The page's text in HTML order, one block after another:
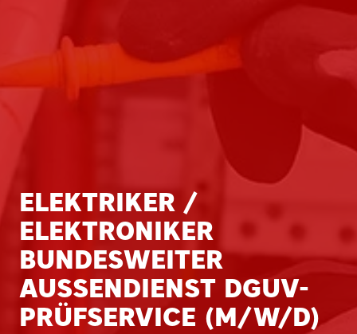
ELEKTRIKER /
ELEKTRONIKER
BUNDESWEITER
AUSSENDIENST DGUV-P
RÜFSERVICE (M/W/D)